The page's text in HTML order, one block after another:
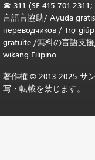
☎ 311 (SF
言語言協助/ Ayuda
переводчиков / Trợ
gratuite /無料の言語支援
wikang Filipino
著作権 © 2013-2025 サ
写・転載を禁じます。